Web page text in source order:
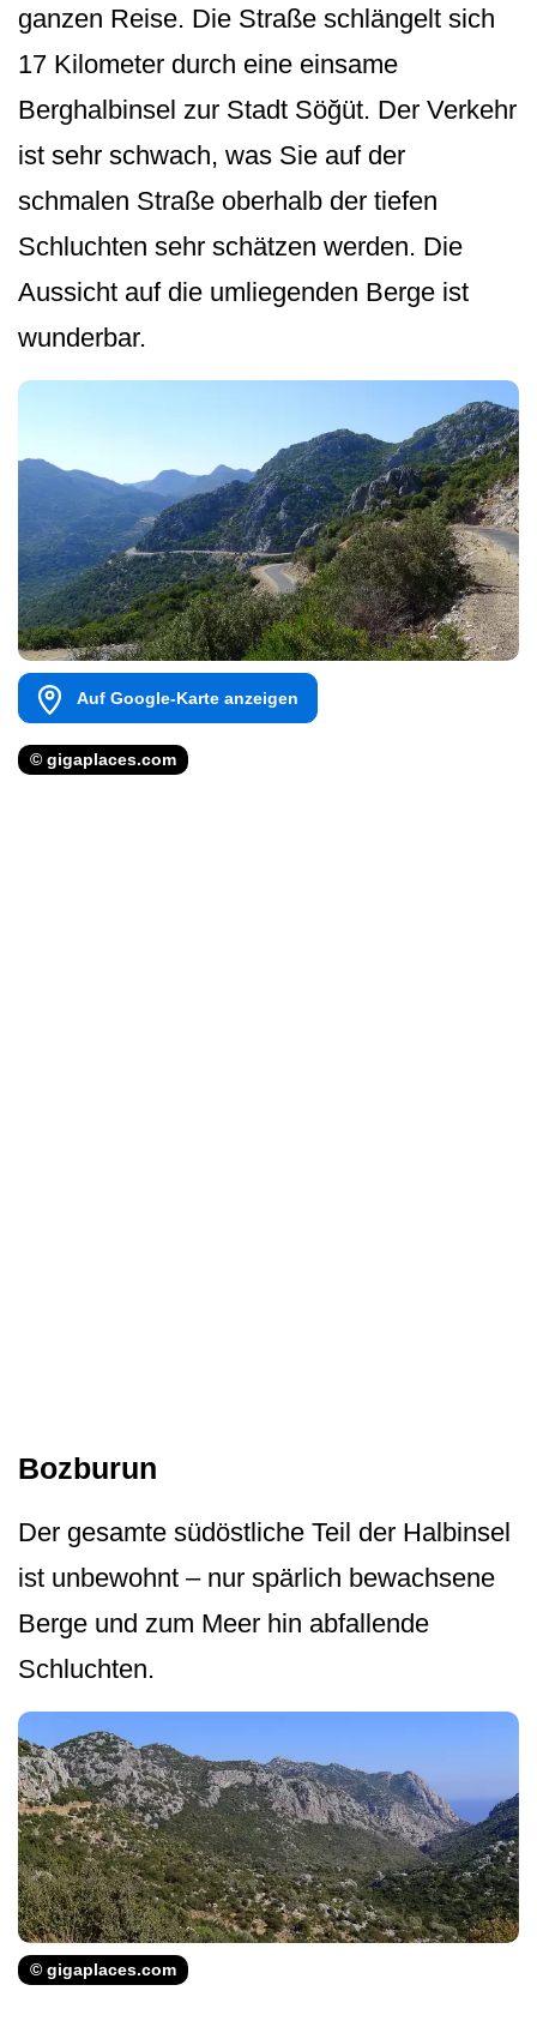
ganzen Reise. Die Straße schlängelt sich
17 Kilometer durch eine einsame
Berghalbinsel zur Stadt Söğüt. Der Verkehr
ist sehr schwach, was Sie auf der
schmalen Straße oberhalb der tiefen
Schluchten sehr schätzen werden. Die
Aussicht auf die umliegenden Berge ist
wunderbar.
Auf Google-Karte anzeigen
© gigaplaces.com
Bozburun
Der gesamte südöstliche Teil der Halbinsel
ist unbewohnt – nur spärlich bewachsene
Berge und zum Meer hin abfallende
Schluchten.
© gigaplaces.com